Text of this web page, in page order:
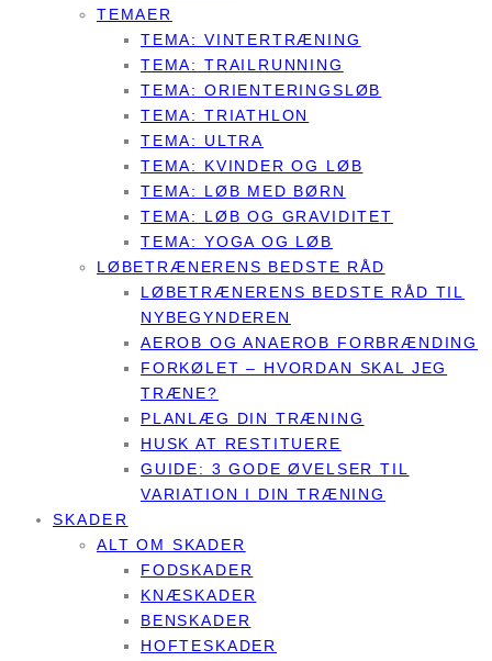
TEMAER
TEMA: VINTERTRÆNING
TEMA: TRAILRUNNING
TEMA: ORIENTERINGSLØB
TEMA: TRIATHLON
TEMA: ULTRA
TEMA: KVINDER OG LØB
TEMA: LØB MED BØRN
TEMA: LØB OG GRAVIDITET
TEMA: YOGA OG LØB
LØBETRÆNERENS BEDSTE RÅD
LØBETRÆNERENS BEDSTE RÅD TIL
NYBEGYNDEREN
AEROB OG ANAEROB FORBRÆNDING
FORKØLET – HVORDAN SKAL JEG
TRÆNE?
PLANLÆG DIN TRÆNING
HUSK AT RESTITUERE
GUIDE: 3 GODE ØVELSER TIL
VARIATION I DIN TRÆNING
SKADER
ALT OM SKADER
FODSKADER
KNÆSKADER
BENSKADER
HOFTESKADER